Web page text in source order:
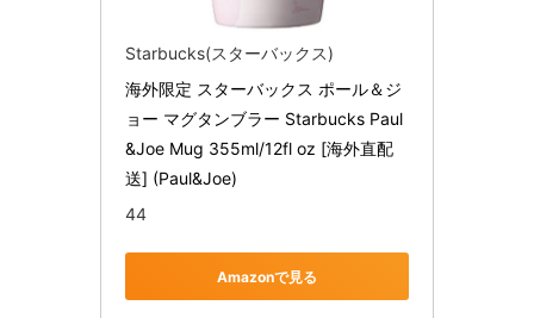
Starbucks(スターバックス)
海外限定 スターバックス ポール＆ジ
ョー マグタンブラー Starbucks Paul
&Joe Mug 355ml/12fl oz [海外直配
送] (Paul&Joe)
44
Amazonで見る